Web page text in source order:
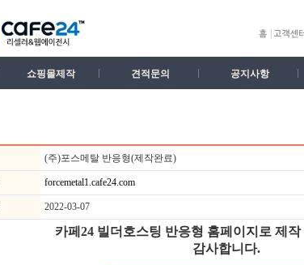
쇼핑몰제작 견적문의 공지사항
(주)포스메탈 반응형(제작완료)
forcemetal1.cafe24.com
2022-03-07
카페24 빌더호스팅 반응형 홈페이지로 제작
감사합니다.